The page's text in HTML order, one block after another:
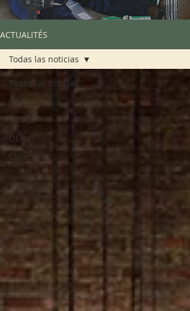
ACTUALITÉS
Todas las noticias
OSB
OCSO
OCist
Especiales
Todas las noticias